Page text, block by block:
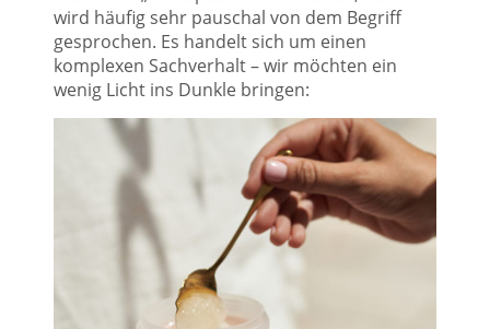
wird häufig sehr pauschal von dem Begriff
gesprochen. Es handelt sich um einen
komplexen Sachverhalt – wir möchten ein
wenig Licht ins Dunkle bringen: